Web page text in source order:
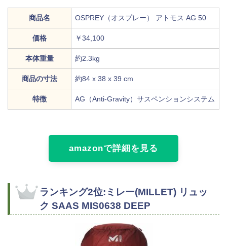
商品名 OSPREY（オスプレー） アトモス AG 50
価格 ￥34,100
本体重量 約2.3kg
商品の寸法 約84 x 38 x 39 cm
特徴 AG（Anti-Gravity）サスペンションシステム
amazonで詳細を見る
ランキング2位:ミレー(MILLET) リュッ
ク SAAS MIS0638 DEEP